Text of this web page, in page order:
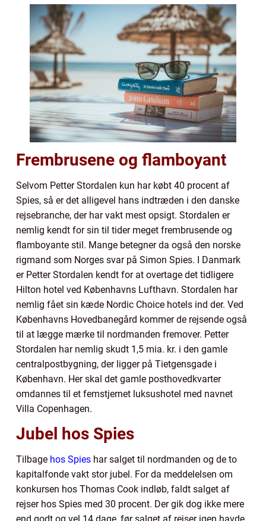
Frembrusene og flamboyant
Selvom Petter Stordalen kun har købt 40 procent af
Spies, så er det alligevel hans indtræden i den danske
rejsebranche, der har vakt mest opsigt. Stordalen er
nemlig kendt for sin til tider meget frembrusende og
flamboyante stil. Mange betegner da også den norske
rigmand som Norges svar på Simon Spies. I Danmark
er Petter Stordalen kendt for at overtage det tidligere
Hilton hotel ved Københavns Lufthavn. Stordalen har
nemlig fået sin kæde Nordic Choice hotels ind der. Ved
Københavns Hovedbanegård kommer de rejsende også
til at lægge mærke til nordmanden fremover. Petter
Stordalen har nemlig skudt 1,5 mia. kr. i den gamle
centralpostbygning, der ligger på Tietgensgade i
København. Her skal det gamle posthovedkvarter
omdannes til et femstjernet luksushotel med navnet
Villa Copenhagen.
Jubel hos Spies
Tilbage hos Spies har salget til nordmanden og de to
kapitalfonde vakt stor jubel. For da meddelelsen om
konkursen hos Thomas Cook indløb, faldt salget af
rejser hos Spies med 30 procent. Der gik dog ikke mere